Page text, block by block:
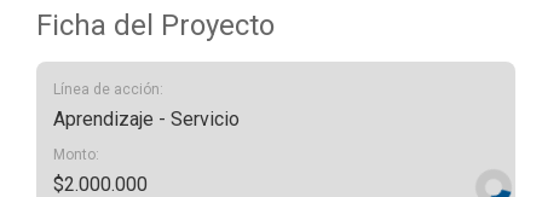
Ficha del Proyecto
Línea de acción:
Aprendizaje - Servicio
Monto:
$2.000.000